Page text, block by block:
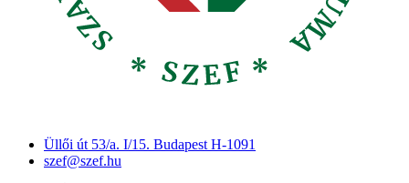
Üllői út 53/a. I/15. Budapest H-1091
szef@szef.hu